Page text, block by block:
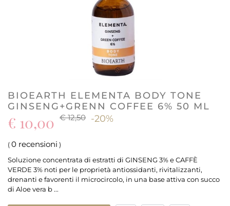
BIOEARTH ELEMENTA BODY TONE
GINSENG+GRENN COFFEE 6% 50 ML
€ 12,50 -20%
€ 10,00
( 0 recensioni )
Soluzione concentrata di estratti di GINSENG 3% e CAFFÈ
VERDE 3% noti per le proprietà antiossidanti, rivitalizzanti,
drenanti e favorenti il microcircolo, in una base attiva con succo
di Aloe vera b ...